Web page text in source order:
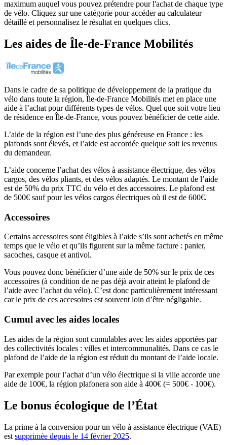
maximum auquel vous pouvez prétendre pour l'achat de chaque type
de vélo. Cliquez sur une catégorie pour accéder au calculateur
détaillé et personnalisez le résultat en quelques clics.
Les aides de Île-de-France Mobilités
Dans le cadre de sa politique de développement de la pratique du
vélo dans toute la région, Île-de-France Mobilités met en place une
aide à l’achat pour différents types de vélos. Quel que soit votre lieu
de résidence en Île-de-France, vous pouvez bénéficier de cette aide.
L’aide de la région est l’une des plus généreuse en France : les
plafonds sont élevés, et l’aide est accordée quelque soit les revenus
du demandeur.
L’aide concerne l’achat des vélos à assistance électrique, des vélos
cargos, des vélos pliants, et des vélos adaptés. Le montant de l’aide
est de 50% du prix TTC du vélo et des accessoires. Le plafond est
de 500€ sauf pour les vélos cargos électriques où il est de 600€.
Accessoires
Certains accessoires sont éligibles à l’aide s’ils sont achetés en même
temps que le vélo et qu’ils figurent sur la même facture : panier,
sacoches, casque et antivol.
Vous pouvez donc bénéficier d’une aide de 50% sur le prix de ces
accessoires (à condition de ne pas déjà avoir atteint le plafond de
l’aide avec l’achat du vélo). C’est donc particulièrement intéressant
car le prix de ces accesoires est souvent loin d’être négligable.
Cumul avec les aides locales
Les aides de la région sont cumulables avec les aides apportées par
des collectivités locales : villes et intercommunalités. Dans ce cas le
plafond de l’aide de la région est réduit du montant de l’aide locale.
Par exemple pour l’achat d’un vélo électrique si la ville accorde une
aide de 100€, la région plafonera son aide à 400€ (= 500€ - 100€).
Le bonus écologique de l’État
La prime à la conversion pour un vélo à assistance électrique (VAE)
est supprimée depuis le 14 février 2025.